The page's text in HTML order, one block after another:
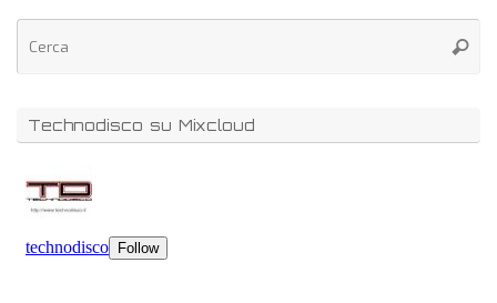
Technodisco su Mixcloud